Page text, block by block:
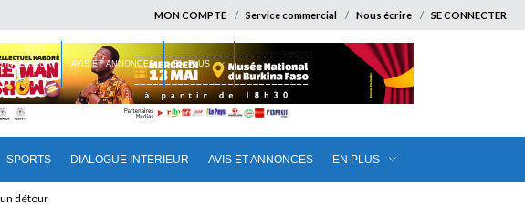
MON COMPTE Service commercial Nous écrire SE CONNECTER
SPORTS DIALOGUE INTERIEUR AVIS ET ANNONCES EN PLUS
INTERIEUR AVIS ET ANNONCES EN PLUS